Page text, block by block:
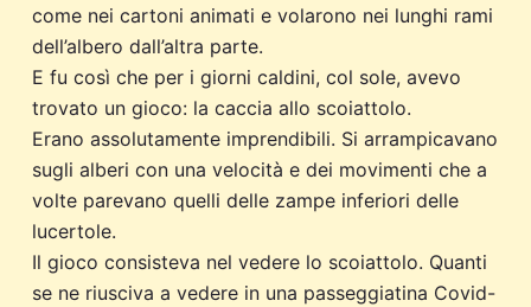
come nei cartoni animati e volarono nei lunghi rami
dell’albero dall’altra parte.
E fu così che per i giorni caldini, col sole, avevo
trovato un gioco: la caccia allo scoiattolo.
Erano assolutamente imprendibili. Si arrampicavano
sugli alberi con una velocità e dei movimenti che a
volte parevano quelli delle zampe inferiori delle
lucertole.
Il gioco consisteva nel vedere lo scoiattolo. Quanti
se ne riusciva a vedere in una passeggiatina Covid-